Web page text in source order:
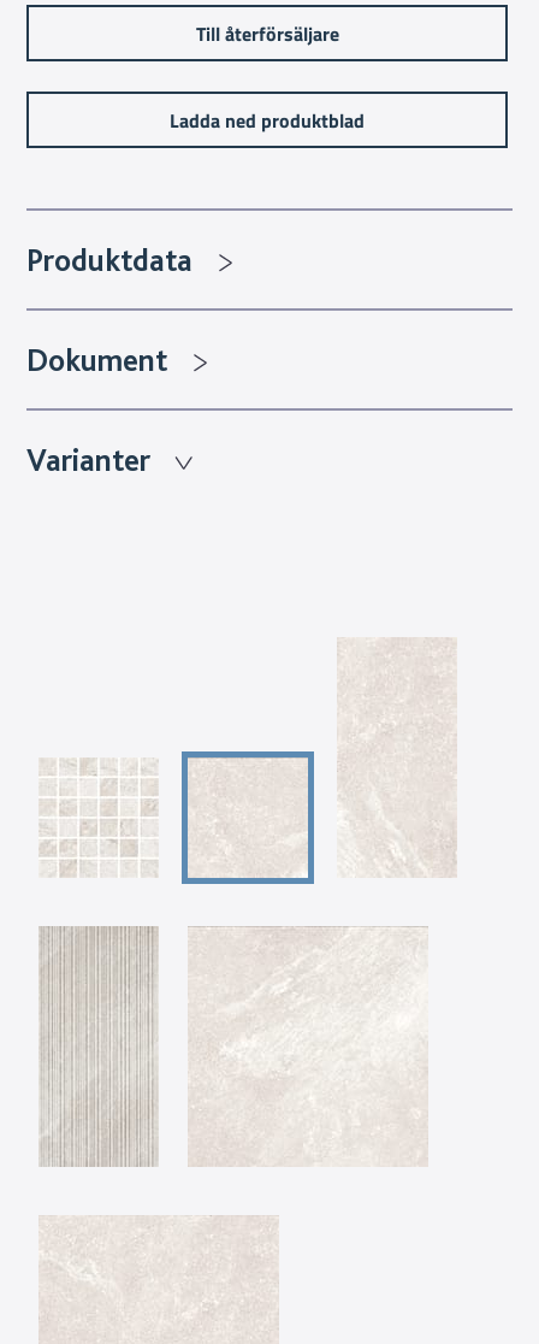
Till återförsäljare
Ladda ned produktblad
Produktdata
Dokument
Varianter